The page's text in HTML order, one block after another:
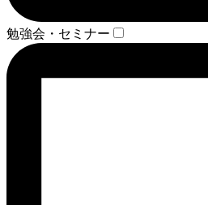
勉強会・セミナー